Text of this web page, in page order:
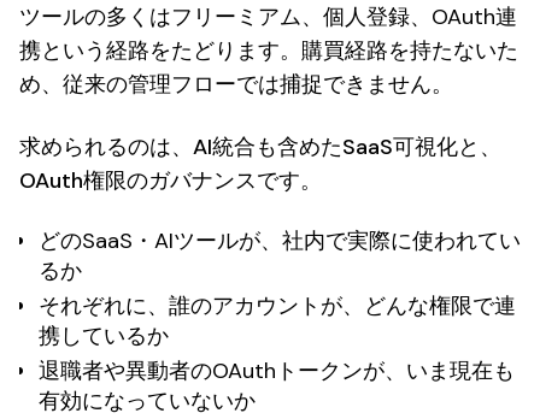
ツールの多くはフリーミアム、個人登録、OAuth連
携という経路をたどります。購買経路を持たないた
め、従来の管理フローでは捕捉できません。
求められるのは、 AI統合も含めたSaaS可視化と、
OAuth権限のガバナンスです。
どのSaaS・AIツールが、社内で実際に使われてい
るか
それぞれに、誰のアカウントが、どんな権限で連
携しているか
退職者や異動者のOAuthトークンが、いま現在も
有効になっていないか